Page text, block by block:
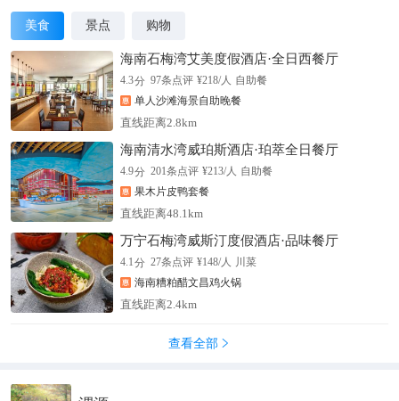
美食 景点 购物
海南石梅湾艾美度假酒店·全日西餐厅
4.3分 97条点评 ¥218/人 自助餐
单人沙滩海景自助晚餐
直线距离2.8km
海南清水湾威珀斯酒店·珀萃全日餐厅
4.9分 201条点评 ¥213/人 自助餐
果木片皮鸭套餐
直线距离48.1km
万宁石梅湾威斯汀度假酒店·品味餐厅
4.1分 27条点评 ¥148/人 川菜
海南糟粕醋文昌鸡火锅
直线距离2.4km
查看全部 